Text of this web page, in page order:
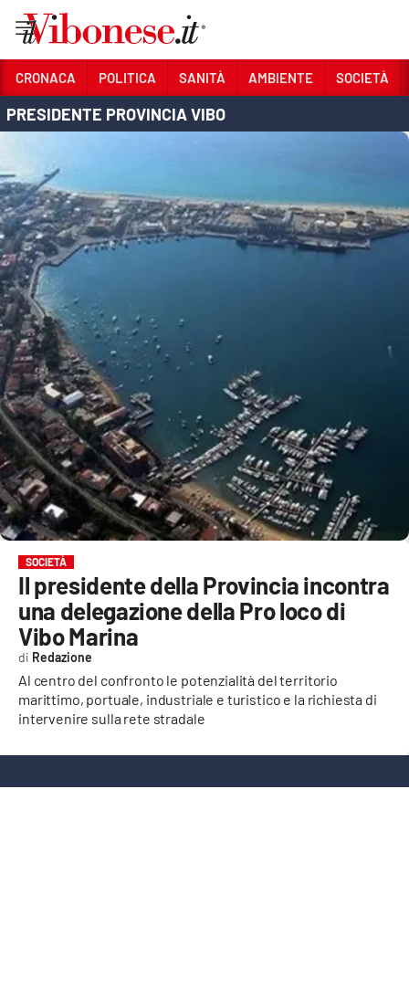
Sezioni
POLITICA
SANITÀ
AMBIENTE
SOCIETÀ
CULTURA
ECONOMIA E LAVORO
EVENTI
SPORT
Streaming
LAC TV
LAC NETWORK
LAC ONAIR
LaC
Network
LACPLAY.IT
CRONACA POLITICA SANITÀ AMBIENTE SOCIETÀ
PRESIDENTE PROVINCIA VIBO
SOCIETÀ
Il presidente della Provincia incontra
una delegazione della Pro loco di
Vibo Marina
Al centro del confronto le potenzialità del territorio
marittimo, portuale, industriale e turistico e la richiesta di
intervenire sulla rete stradale
Redazione